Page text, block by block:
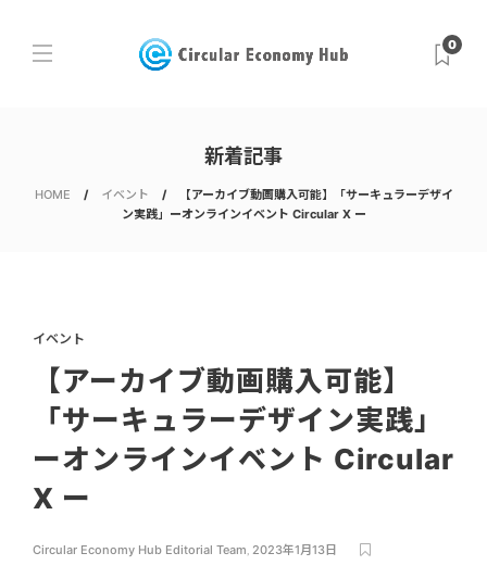
0
新着記事
HOME イベント
【アーカイブ動画購入可能】「サーキュラーデザイ
ン実践」ーオンラインイベント Circular X ー
イベント
【アーカイブ動画購入可能】
「サーキュラーデザイン実践」
ーオンラインイベント Circular
X ー
Circular Economy Hub Editorial Team, 2023年1月13日